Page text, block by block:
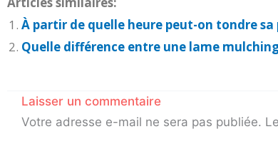
À partir de quelle heure peut-on tondre sa
Quelle différence entre une lame
Laisser un commentaire
Votre adresse e-mail ne sera pas publiée.